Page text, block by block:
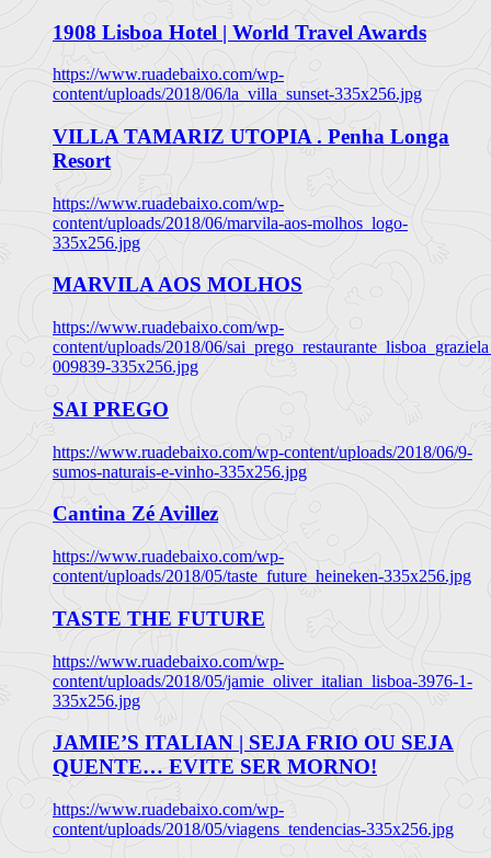
1908 Lisboa Hotel | World Travel Awards
https://www.ruadebaixo.com/wp-
content/uploads/2018/06/la_villa_sunset-335x256.jpg
VILLA TAMARIZ UTOPIA . Penha Longa
Resort
https://www.ruadebaixo.com/wp-
content/uploads/2018/06/marvila-aos-molhos_logo-
335x256.jpg
MARVILA AOS MOLHOS
https://www.ruadebaixo.com/wp-
content/uploads/2018/06/
009839-335x256.jpg
SAI PREGO
https://www.ruadebaixo.com/wp-content/uploads/2018/06/9-
sumos-naturais-e-vinho-335x256.jpg
Cantina Zé Avillez
https://www.ruadebaixo.com/wp-
content/uploads/2018/05/taste_future_heineken-335x256.jpg
TASTE THE FUTURE
https://www.ruadebaixo.com/wp-
content/uploads/2018/05/jamie_oliver_italian_lisboa-3976-1-
335x256.jpg
JAMIE’S ITALIAN | SEJA FRIO OU SEJA
QUENTE… EVITE SER MORNO!
https://www.ruadebaixo.com/wp-
content/uploads/2018/05/viagens_tendencias-335x256.jpg